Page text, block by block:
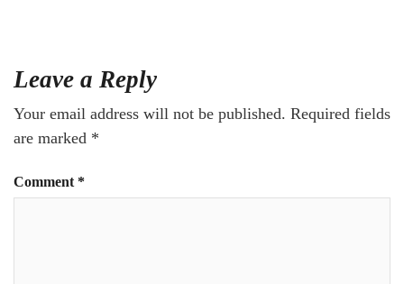
Leave a Reply
Your email address will not be published. Required fields
are marked *
Comment *